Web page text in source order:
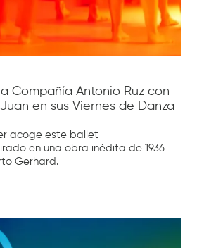
Compañía Antonio Ruz con
en sus Viernes de Danza
acoge este ballet
en una obra inédita de 1936
Gerhard.